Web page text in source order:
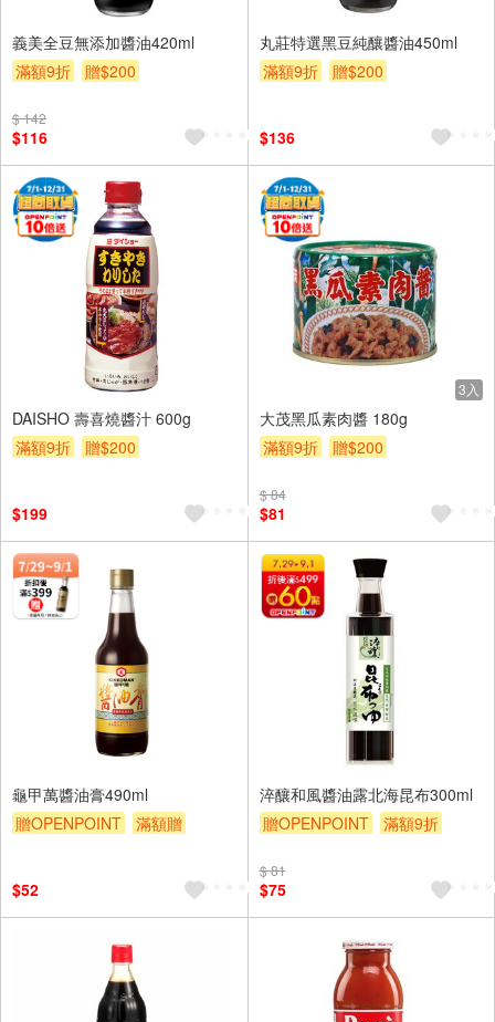
義美全豆無添加醬油420ml
滿額9折
贈$200
$ 142
$116
丸莊特選黑豆純釀醬油450ml
滿額9折
贈$200
$136
DAISHO 壽喜燒醬汁 600g
滿額9折
贈$200
$199
3入
大茂黑瓜素肉醬 180g
滿額9折
贈$200
$ 84
$81
龜甲萬醬油膏490ml
贈OPENPOINT
滿額贈
$52
淬釀和風醬油露北海昆布300ml
贈OPENPOINT
滿額9折
$ 81
$75